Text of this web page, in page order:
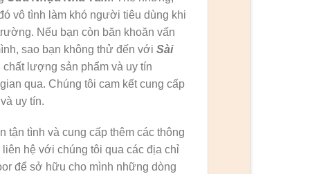
vô tình làm khó người tiêu dùng khi
Nếu bạn còn băn khoăn vấn
sao bạn không thử đến với Sài
lượng sản phẩm và uy tín
qua. Chúng tôi cam kết cung cấp
uy tín.
tình và cung cấp thêm các thông
hệ với chúng tôi qua các địa chỉ
để sở hữu cho mình những dòng